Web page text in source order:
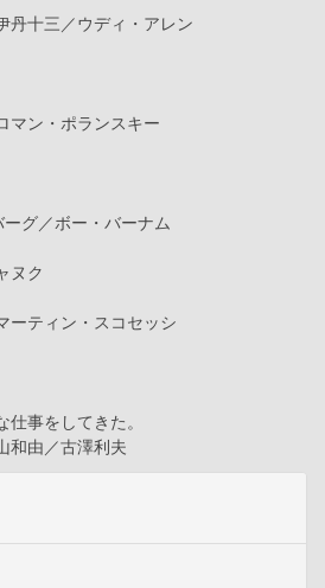
丹十三／ウディ・アレン
マン・ポランスキー
グ／ボー・バーナム
ヌク
ーティン・スコセッシ
事をしてきた。
和由／古澤利夫